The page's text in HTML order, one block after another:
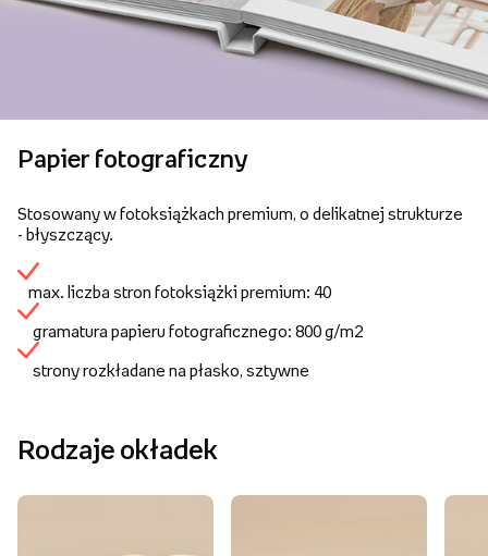
Papier fotograficzny
Stosowany w fotoksiążkach premium, o delikatnej strukturze
- błyszczący.
max. liczba stron fotoksiążki premium: 40
gramatura papieru fotograficznego: 800 g/m2
strony rozkładane na płasko, sztywne
Rodzaje okładek